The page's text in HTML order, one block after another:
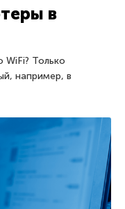
в
Только
например, в